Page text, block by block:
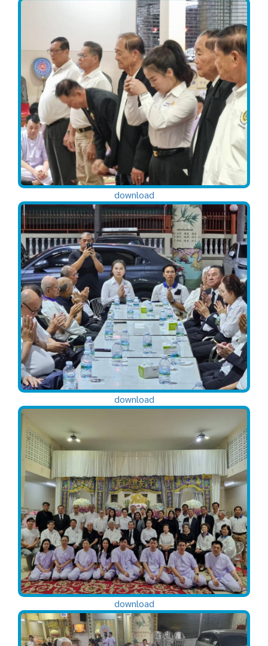
download
download
download